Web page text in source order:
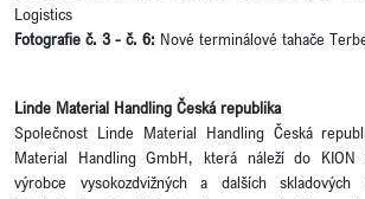
Logistics
Fotografie č. 3 - č. 6: Nové terminálové tahače
Linde Material Handling Česká republika
Společnost Linde Material Handling Česká
Material Handling GmbH, která náleží do KION
výrobce vysokozdvižných a dalších